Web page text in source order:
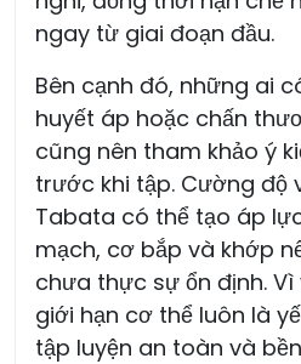
ngay từ giai đoạn đầu.
Bên cạnh đó, những ai
huyết áp hoặc chấn
cũng nên tham khảo ý
trước khi tập. Cường độ
Tabata có thể tạo áp
mạch, cơ bắp và khớp
chưa thực sự ổn định. Vì
giới hạn cơ thể luôn là
tập luyện an toàn và